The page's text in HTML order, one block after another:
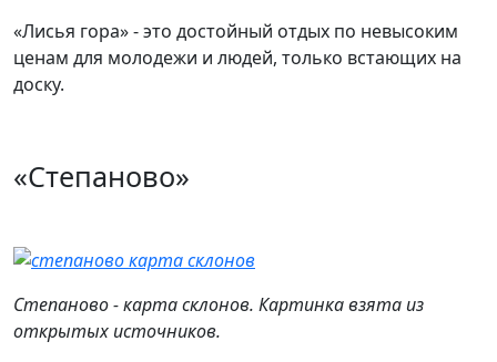
«Лисья гора» - это достойный отдых по невысоким
ценам для молодежи и людей, только встающих на
доску.
«Степаново»
Степаново - карта склонов. Картинка взята из
открытых источников.